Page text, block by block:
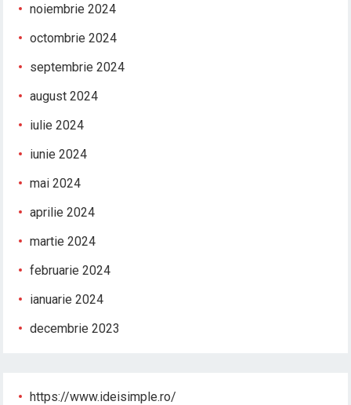
noiembrie 2024
octombrie 2024
septembrie 2024
august 2024
iulie 2024
iunie 2024
mai 2024
aprilie 2024
martie 2024
februarie 2024
ianuarie 2024
decembrie 2023
https://www.ideisimple.ro/